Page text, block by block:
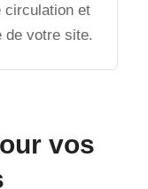
circulation et
de votre site.
vos